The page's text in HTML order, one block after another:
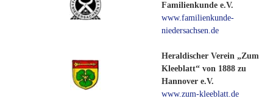
Familienkunde e.V.
www.familienkunde-
niedersachsen.de
Heraldischer Verein „Zum
Kleeblatt“ von 1888 zu
Hannover e.V.
www.zum-kleeblatt.de